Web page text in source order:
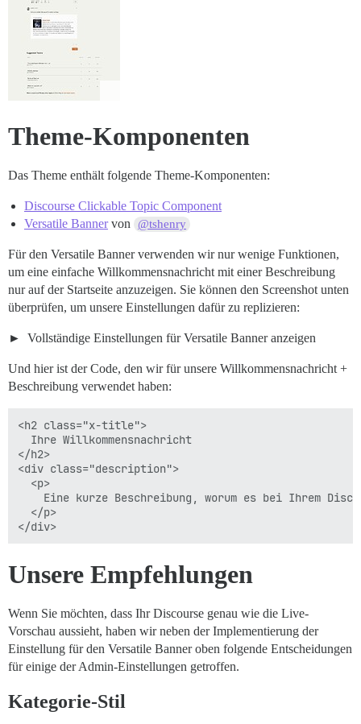
Theme-Komponenten
Das Theme enthält folgende Theme-Komponenten:
Discourse Clickable Topic Component
Versatile Bannervon @tshenry
Für den Versatile Banner verwenden wir nur wenige Funktionen,
um eine einfache Willkommensnachricht mit einer Beschreibung
nur auf der Startseite anzuzeigen. Sie können den Screenshot unten
überprüfen, um unsere Einstellungen dafür zu replizieren:
Vollständige Einstellungen für Versatile Banner anzeigen
Und hier ist der Code, den wir für unsere Willkommensnachricht +
Beschreibung verwendet haben:
<h2 class="x-title">
  Ihre Willkommensnachricht
</h2>
<div class="description">
  <p>
Eine kurze Beschreibung, worum es bei Ihrem
  </p>
Unsere Empfehlungen
Wenn Sie möchten, dass Ihr Discourse genau wie die Live-
Vorschau aussieht, haben wir neben der Implementierung der
Einstellung für den Versatile Banner oben folgende Entscheidungen
für einige der Admin-Einstellungen getroffen.
Kategorie-Stil